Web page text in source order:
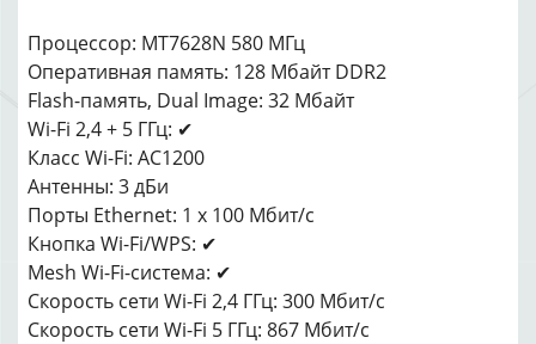
Процессор: MT7628N 580 МГц
Оперативная память: 128 Мбайт DDR2
Flash-память, Dual Image: 32 Мбайт
Wi-Fi 2,4 + 5 ГГц: ✔
Класс Wi-Fi: AC1200
Антенны: 3 дБи
Порты Ethernet: 1 x 100 Мбит/с
Кнопка Wi-Fi/WPS: ✔
Mesh Wi-Fi-система: ✔
Скорость сети Wi-Fi 2,4 ГГц: 300 Мбит/с
Скорость сети Wi-Fi 5 ГГц: 867 Мбит/с